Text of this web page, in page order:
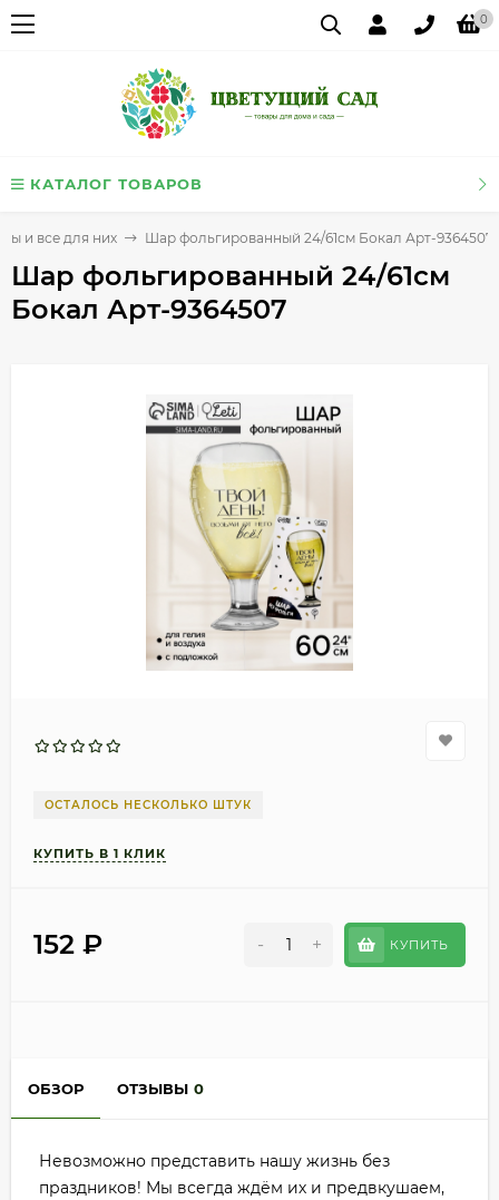
0
КАТАЛОГ ТОВАРОВ
и все для них Шар фольгированный 24/61см Бокал Арт-9364507
Шар фольгированный 24/61см
Бокал Арт-9364507
ОСТАЛОСЬ НЕСКОЛЬКО ШТУК
152 ₽ - + КУПИТЬ
ОБЗОР ОТЗЫВЫ 0
Невозможно представить нашу жизнь без
праздников! Мы всегда ждём их и предвкушаем,